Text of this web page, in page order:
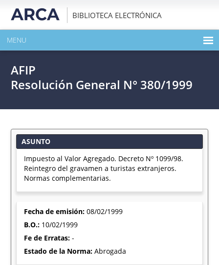
BIBLIOTECA ELECTRÓNICA
MENU
EXPANDIR TODO EL CONTENIDO DE LA PUBLICACIÓN
AFIP
Resolución General N° 380/1999
ASUNTO
Impuesto al Valor Agregado. Decreto Nº 1099/98.
Reintegro del gravamen a turistas extranjeros.
Normas complementarias.
Fecha de emisión:08/02/1999
B.O.: 10/02/1999
Fe de Erratas:-
Estado de la Norma:Abrogada